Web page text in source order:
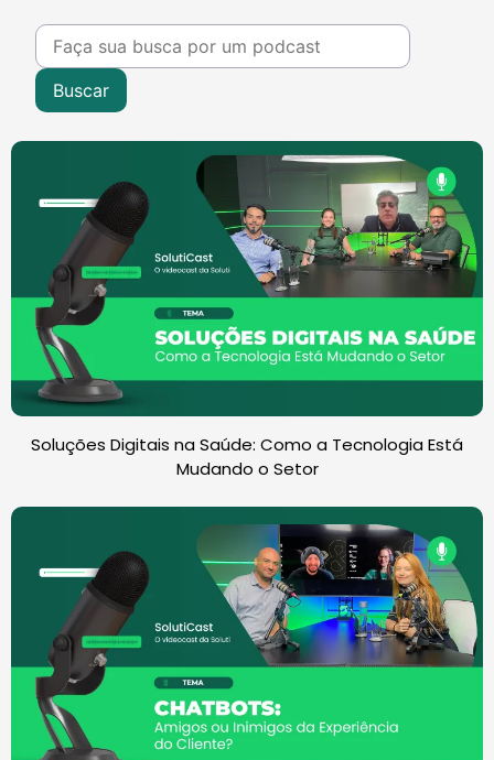
Soluções Digitais na Saúde: Como a Tecnologia Está
Mudando o Setor